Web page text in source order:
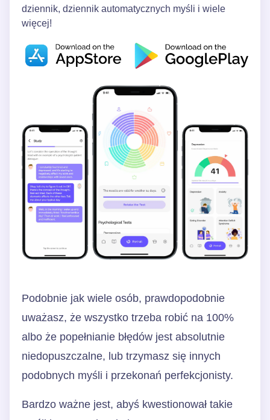
dziennik, dziennik automatycznych myśli i wiele
więcej!
Podobnie jak wiele osób, prawdopodobnie
uważasz, że wszystko trzeba robić na 100%
albo że popełnianie błędów jest absolutnie
niedopuszczalne, lub trzymasz się innych
podobnych myśli i przekonań perfekcjonisty.
Bardzo ważne jest, abyś kwestionował takie